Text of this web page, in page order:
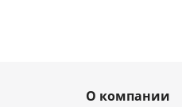
О компании